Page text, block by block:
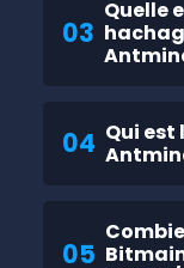
03
Quelle
04 Qui
05